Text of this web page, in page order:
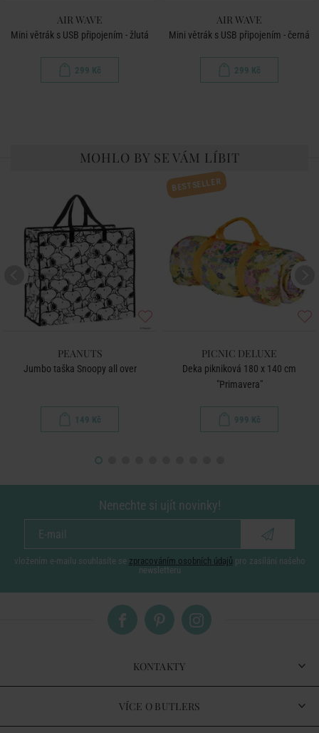
AIR WAVE
Mini větrák s USB připojením - žlutá
299 Kč
AIR WAVE
Mini větrák s USB připojením - černá
299 Kč
MOHLO BY SE VÁM LÍBIT
PEANUTS
Jumbo taška Snoopy all over
149 Kč
BESTSELLER
PICNIC DELUXE
Deka pikniková 180 x 140 cm
"Primavera"
999 Kč
Nenechte si ujít novinky!
vložením e-mailu souhlasíte se zpracováním osobních údajů pro zasílání našeho
newsletteru
KONTAKTY
VÍCE O BUTLERS